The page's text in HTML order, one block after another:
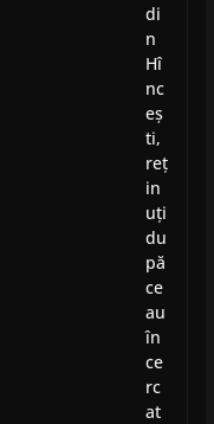
di
n
Hî
nc
eș
ti,
reț
in
uți
du
pă
ce
au
în
ce
rc
at